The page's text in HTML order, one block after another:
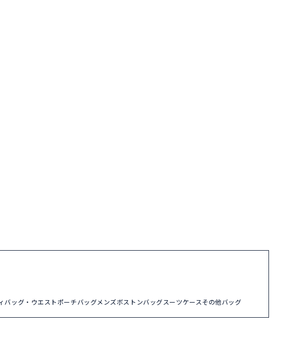
バッグ・ウエストポーチバッグメンズボストンバッグスーツケースその他バッグ